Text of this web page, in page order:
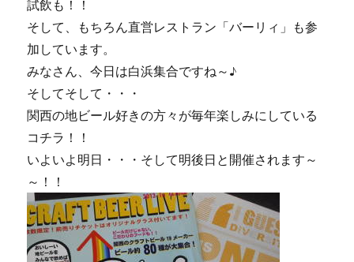
試飲も！！
そして、もちろん直営レストラン「バーリィ」も参
加しています。
みなさん、今日は白浜集合ですね～♪
そしてそして・・・
関西の地ビール好きの方々が毎年楽しみにしている
コチラ！！
いよいよ明日・・・そして明後日と開催されます～
～！！